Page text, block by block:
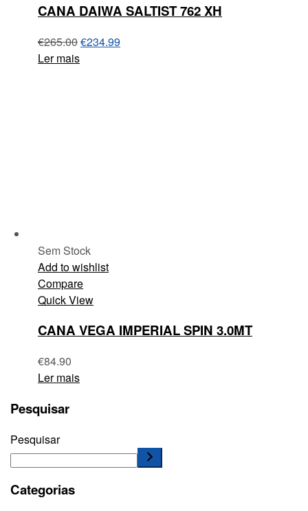
CANA DAIWA SALTIST 762 XH
€265.00€234.99
Ler mais
Sem Stock
Add to wishlist
Compare
Quick View
CANA VEGA IMPERIAL SPIN 3.0MT
€84.90
Ler mais
Pesquisar
Pesquisar
Categorias